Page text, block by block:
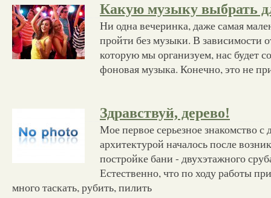
Какую музыку выбрать
Ни одна вечеринка, даже самая
пройти без музыки. В зависимости
которую мы организуем, нас будет
фоновая музыка. Конечно, это не
Здравствуй, дерево!
Мое первое серьезное знакомство с
архитектурой началось после
постройке бани - двухэтажного
Естественно, что по ходу работы
много таскать, рубить, пилить